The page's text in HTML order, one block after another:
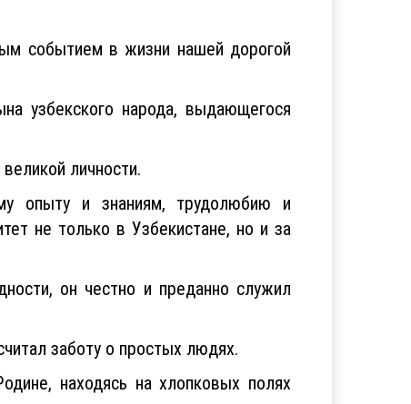
событием в жизни нашей дорогой
узбекского народа, выдающегося
личности.
опыту и знаниям, трудолюбию и
не только в Узбекистане, но и за
он честно и преданно служил
заботу о простых людях.
находясь на хлопковых полях